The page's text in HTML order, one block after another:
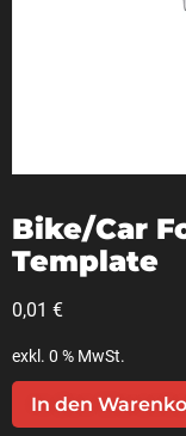
Bike/Car
Template
0,01 €
exkl. 0 % MwSt.
In den